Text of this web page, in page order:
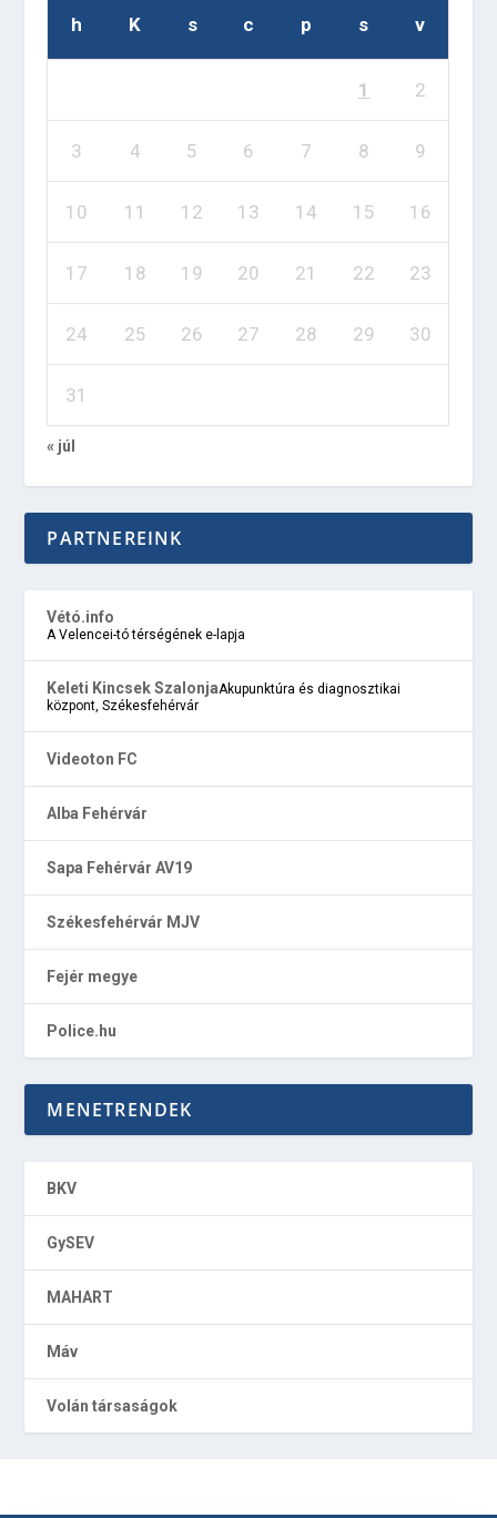
h K s c p s v
1 2
3 4 5 6 7 8 9
10 11 12 13 14 15 16
17 18 19 20 21 22 23
24 25 26 27 28 29 30
31
« júl
PARTNEREINK
Vétó.info
A Velencei-tó térségének e-lapja
Keleti Kincsek SzalonjaAkupunktúra és diagnosztikai
központ, Székesfehérvár
Videoton FC
Alba Fehérvár
Sapa Fehérvár AV19
Székesfehérvár MJV
Fejér megye
Police.hu
MENETRENDEK
BKV
GySEV
MAHART
Máv
Volán társaságok